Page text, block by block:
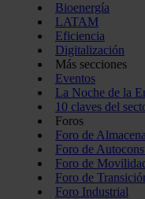
Bioenergía
LATAM
Eficiencia
Digitalización
Más secciones
Eventos
La Noche de la
10 claves del
Foros
Foro de
Foro de
Foro de
Foro de
Foro Industrial